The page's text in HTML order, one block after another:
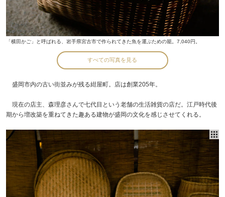
「横田かご」と呼ばれる、岩手県宮古市で作られてきた魚を運ぶための籠。7,040円。
すべての写真を見る
盛岡市内の古い街並みが残る紺屋町。店は創業205年。
現在の店主、森理彦さんで七代目という老舗の生活雑貨の店だ。江戸時代後
期から増改築を重ねてきた趣ある建物が盛岡の文化を感じさせてくれる。